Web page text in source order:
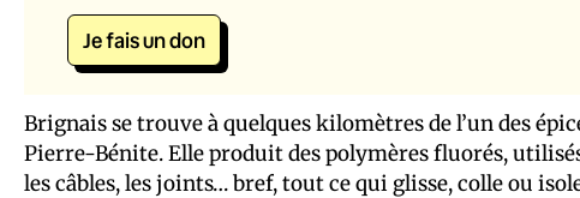
Je fais un don
Brignais se trouve à quelques kilomètres de l’un des
Pierre-Bénite. Elle produit des polymères fluorés,
les câbles, les joints… bref, tout ce qui glisse, colle ou